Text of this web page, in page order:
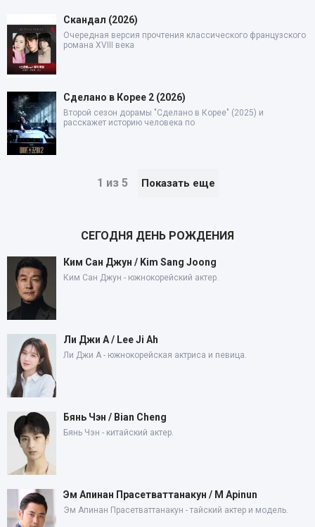
Скандал (2026)
Очередная версия прочтения классического французского
романа XVIII века
Сделано в Корее 2 (2026)
Второй сезон дорамы "Сделано в Корее" (2025) и
расскажет историю человека по
1 из 5 Показать еще
СЕГОДНЯ ДЕНЬ РОЖДЕНИЯ
Ким Сан Джун / Kim Sang Joong
Ким Сан Джун - южнокорейский актер.
Ли Джи А / Lee Ji Ah
Ли Джи А - южнокорейская актриса и певица.
Бянь Чэн / Bian Cheng
Бянь Чэн - китайский актер.
Эм Апинан Прасетваттанакун / M Apinun
Эм Апинан Прасетваттанакун - тайский актер и модель.